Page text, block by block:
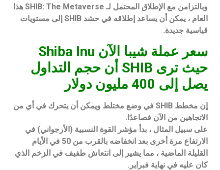
وبالتزامن مع الإطلاق المحتمل لـ SHIB: The Metaverse هذا
العام ، يمكن أن يساعد إطلاقه في حشد SHIB إلى مستويات
قياسية جديدة.
سعر عملة شيبا الآن Shiba Inu
حيث ترى SHIB أن حجم التداول
يصل إلى 400 مليون دولار
إن مخطط SHIB في وضع مختلط ويمكن أن يتحرك في أي من
الاتجاهين من الآن فصاعدًا.
على سبيل المثال ، بدأ مؤشر القوة النسبية (الأرجواني) في
الارتفاع مرة أخرى بعد انخفاضه بالقرب من 50 في الأيام
القليلة الماضية ، مما يشير إلى انتعاش طفيف في الزخم الذي
كان عليه في نهاية فبراير.